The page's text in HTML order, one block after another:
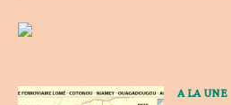
A LA UNE